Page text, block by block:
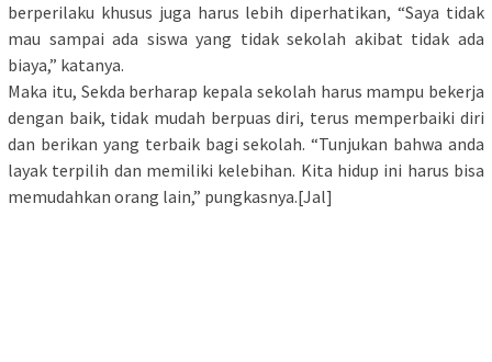
berperilaku khusus juga harus lebih diperhatikan, “Saya tidak
mau sampai ada siswa yang tidak sekolah akibat tidak ada
biaya,” katanya.
Maka itu, Sekda berharap kepala sekolah harus mampu bekerja
dengan baik, tidak mudah berpuas diri, terus memperbaiki diri
dan berikan yang terbaik bagi sekolah. “Tunjukan bahwa anda
layak terpilih dan memiliki kelebihan. Kita hidup ini harus bisa
memudahkan orang lain,” pungkasnya.[Jal]